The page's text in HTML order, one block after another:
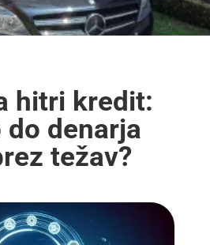
hitri kredit:
denarja
težav?